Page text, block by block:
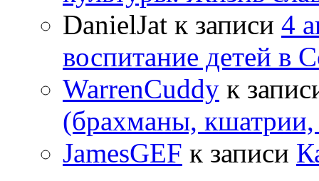
DanielJat к записи 4
воспитание детей в
WarrenCuddy к
(брахманы,
JamesGEF к записи